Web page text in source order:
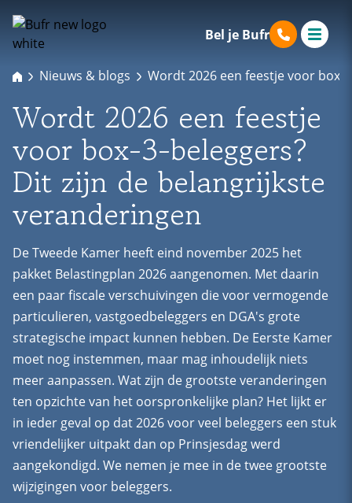
Bel je Bufr
Nieuws & blogs Wordt 2026 een feestje voor box-
Wordt 2026 een feestje
voor box-3-beleggers?
Dit zijn de belangrijkste
veranderingen
De Tweede Kamer heeft eind november 2025 het
pakket Belastingplan 2026 aangenomen. Met daarin
een paar fiscale verschuivingen die voor vermogende
particulieren, vastgoedbeleggers en DGA's grote
strategische impact kunnen hebben. De Eerste Kamer
moet nog instemmen, maar mag inhoudelijk niets
meer aanpassen. Wat zijn de grootste veranderingen
ten opzichte van het oorspronkelijke plan? Het lijkt er
in ieder geval op dat 2026 voor veel beleggers een stuk
vriendelijker uitpakt dan op Prinsjesdag werd
aangekondigd. We nemen je mee in de twee grootste
wijzigingen voor beleggers.